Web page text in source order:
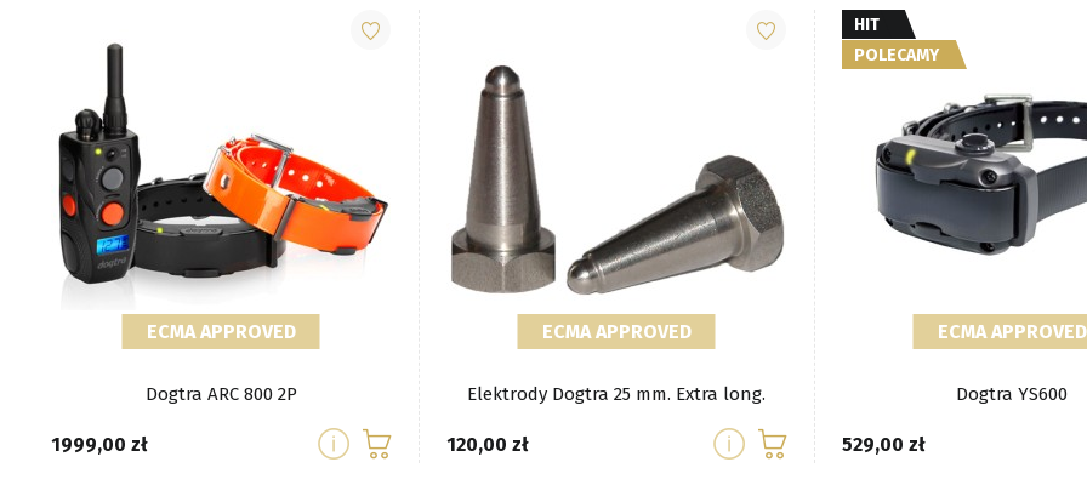
ECMA APPROVED
Dogtra ARC 800 2P
1999,00
ECMA APPROVED
Elektrody Dogtra 25 mm. Extra long.
120,00
ECMA APPROVED
Dogtra YS600
529,00
HIT
POLECAMY